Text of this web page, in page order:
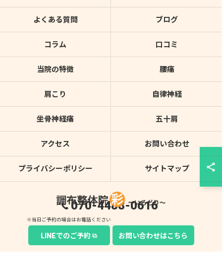
070-4488-0616
LINEでのご予約 お問い合わせはこちら
よくある質問 ブログ
コラム 口コミ
当院の特徴 腰痛
肩こり 自律神経
坐骨神経痛 五十肩
アクセス お問い合わせ
プライバシーポリシー サイトマップ
© 2026 東京都調布の整体なら調布整体院 彩～いろどり～ ALL RIGHTS